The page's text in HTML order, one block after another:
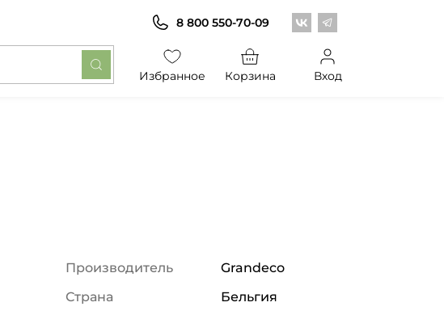
Центр обоев во
Центр обоев в
8 800 550-70-09
Избранное Корзина Вход
Производитель
Grandeco
Страна
Бельгия